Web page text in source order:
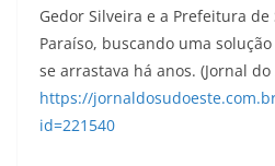
Gedor Silveira e a Prefeitura de
Paraíso, buscando uma
se arrastava há anos. (Jornal do
https://
id=221540